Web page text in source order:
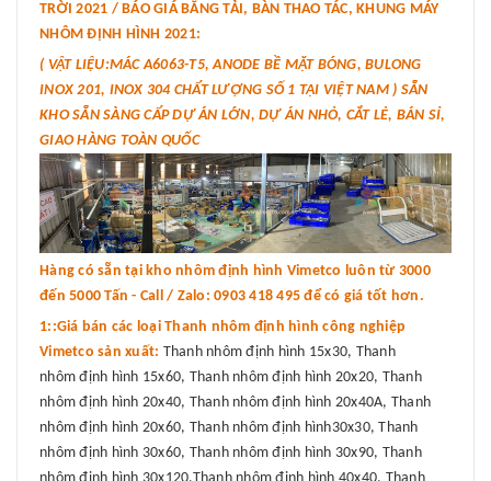
TRỜI 2021 / BÁO GIÁ BĂNG TẢI, BÀN THAO TÁC, KHUNG MÁY
NHÔM ĐỊNH HÌNH 2021:
( VẬT LIỆU:MÁC A6063-T5, ANODE BỀ MẶT BÓNG, BULONG
INOX 201, INOX 304 CHẤT LƯỢNG SỐ 1 TẠI VIỆT NAM ) SẴN
KHO SẴN SÀNG CẤP DỰ ÁN LỚN, DỰ ÁN NHỎ, CẮT LẺ, BÁN SỈ,
GIAO HÀNG TOÀN QUỐC
Hàng có sẵn tại kho nhôm định hình Vimetco luôn từ 3000
đến 5000 Tấn - Call / Zalo: 0903 418 495 để có giá tốt hơn.
1::Giá bán các loại Thanh nhôm định hình công nghiệp
Vimetco sản xuất: Thanh nhôm định hình 15x30, Thanh
nhôm định hình 15x60, Thanh nhôm định hình 20x20, Thanh
nhôm định hình 20x40, Thanh nhôm định hình 20x40A, Thanh
nhôm định hình 20x60, Thanh nhôm định hình30x30, Thanh
nhôm định hình 30x60, Thanh nhôm định hình 30x90, Thanh
nhôm định hình 30x120,Thanh nhôm định hình 40x40, Thanh